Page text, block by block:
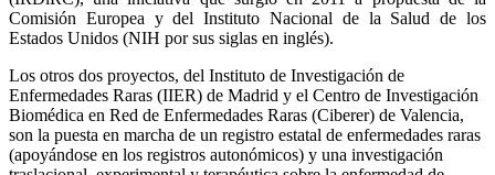
Comisión Europea y del Instituto Nacional de la Salud de los
Estados Unidos (NIH por sus siglas en inglés).
Los otros dos proyectos, del Instituto de Investigación de
Enfermedades Raras (IIER) de Madrid y el Centro de Investigación
Biomédica en Red de Enfermedades Raras (Ciberer) de Valencia,
son la puesta en marcha de un registro estatal de enfermedades raras
(apoyándose en los registros autonómicos) y una investigación